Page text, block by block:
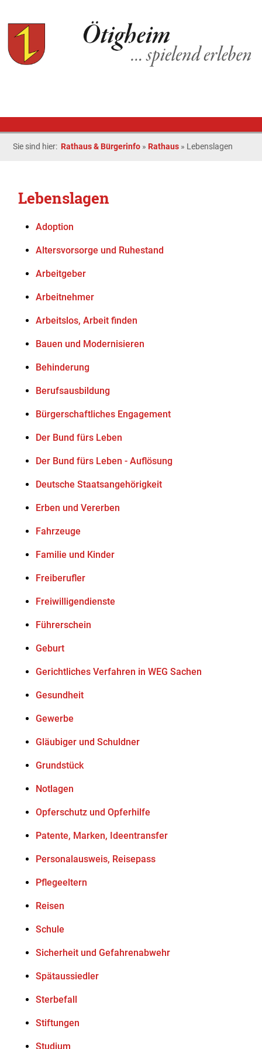
Sie sind hier: Rathaus & Bürgerinfo » Rathaus » Lebenslagen
Lebenslagen
Adoption
Altersvorsorge und Ruhestand
Arbeitgeber
Arbeitnehmer
Arbeitslos, Arbeit finden
Bauen und Modernisieren
Behinderung
Berufsausbildung
Bürgerschaftliches Engagement
Der Bund fürs Leben
Der Bund fürs Leben - Auflösung
Deutsche Staatsangehörigkeit
Erben und Vererben
Fahrzeuge
Familie und Kinder
Freiberufler
Freiwilligendienste
Führerschein
Geburt
Gerichtliches Verfahren in WEG Sachen
Gesundheit
Gewerbe
Gläubiger und Schuldner
Grundstück
Notlagen
Opferschutz und Opferhilfe
Patente, Marken, Ideentransfer
Personalausweis, Reisepass
Pflegeeltern
Reisen
Schule
Sicherheit und Gefahrenabwehr
Spätaussiedler
Sterbefall
Stiftungen
Studium